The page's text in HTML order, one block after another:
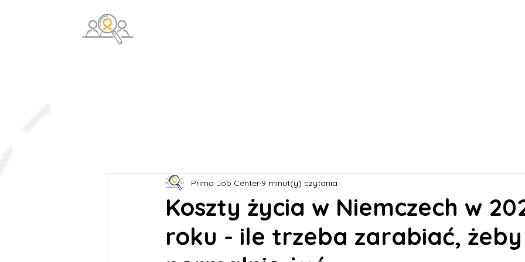
Koszty życia w Niemczech w
roku - ile trzeba zarabiać, żeby
Prima Job Center 9 minut(y) czytania